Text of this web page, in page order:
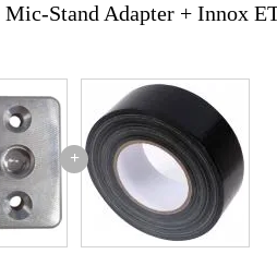
Mic-Stand Adapter + Innox
+